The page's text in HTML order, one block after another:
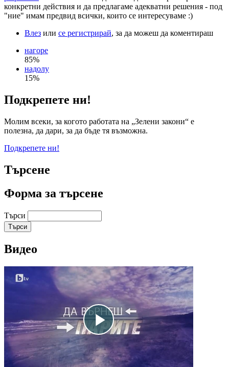
конкретни действия и да предлагаме адекватни решения - под
"ние" имам предвид всички, които се интересуваме :)
Влез или се регистрирай, за да можеш да коментираш
нагоре
85%
надолу
15%
Подкрепете ни!
Молим всеки, за когото работата на „Зелени закони“ е
полезна, да дари, за да бъде тя възможна.
Подкрепете ни!
Търсене
Форма за търсене
Търси
Видео